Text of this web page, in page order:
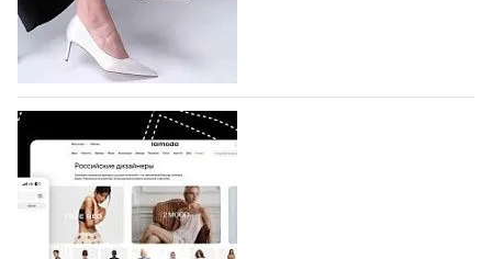
по 1 октября, уже подано 1047 заявок. Примерно
половину из них (494) прислали дизайнеры,
коллекции которых не были представлены в…
07.08.2026 527
BALLINA представит свои новинки на Euro
Shoes
Компания BALLINA Guangzhou Lihuang Footwear
Co., Ltd., основанная в 2011 году и расположенная в